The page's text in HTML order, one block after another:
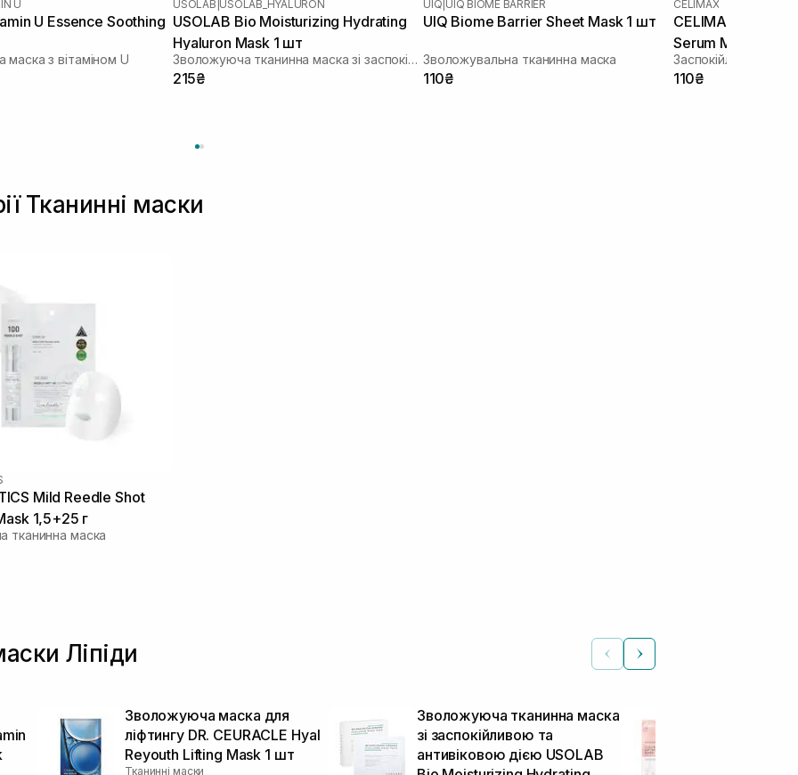
U
U Essence Soothing
з вітаміном U
USOLAB USOLAB_HYALURON
USOLAB Bio Moisturizing Hydrating
Hyaluron Mask 1 шт
Зволожуюча тканинна маска зі заспокійливою та антивіковою дією
215₴
UIQ UIQ BIOME BARRIER
UIQ Biome Barrier Sheet Mask 1 шт
Зволожувальна тканинна маска
110₴
CELIMAX
CELIMAX The
Serum Mask 1 шт
110₴
Тканинні маски
Mild Reedle Shot
1,5+25 г
тканинна маска
Ліпіди
Зволожуюча маска для
ліфтингу DR. CEURACLE Hyal
Reyouth Lifting Mask 1 шт
Тканинні маски
Зволожуюча тканинна маска
зі заспокійливою та
антивіковою дією USOLAB